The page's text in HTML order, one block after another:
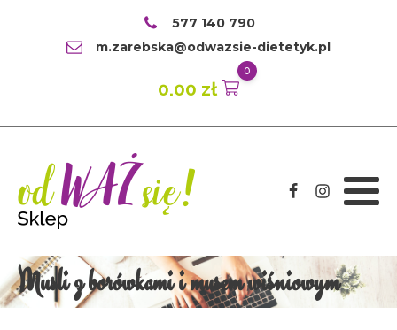
577 140 790
m.zarebska@odwazsie-dietetyk.pl
0.00 zł
0
Musli z borówkami i musem wiśniowym